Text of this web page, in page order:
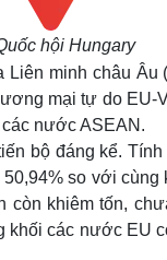
hội Hungary
Liên minh châu Âu
mại tự do EU-
nước ASEAN.
bộ đáng kể. Tính
so với cùng
còn khiêm tốn,
khối các nước EU